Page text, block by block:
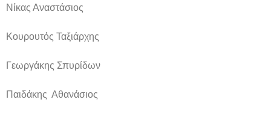
Νίκας Αναστάσιος
Κουρουτός Ταξιάρχης
Γεωργάκης Σπυρίδων
Παιδάκης Αθανάσιος